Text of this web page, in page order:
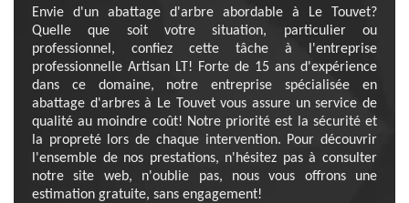
Envie d'un abattage d'arbre abordable à Le Touvet?
Quelle que soit votre situation, particulier ou
professionnel, confiez cette tâche à l'entreprise
professionnelle Artisan LT! Forte de 15 ans d'expérience
dans ce domaine, notre entreprise spécialisée en
abattage d'arbres à Le Touvet vous assure un service de
qualité au moindre coût! Notre priorité est la sécurité et
la propreté lors de chaque intervention. Pour découvrir
l'ensemble de nos prestations, n'hésitez pas à consulter
notre site web, n'oublie pas, nous vous offrons une
estimation gratuite, sans engagement!